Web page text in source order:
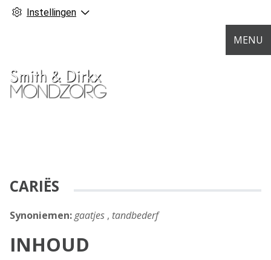
Instellingen
MENU
CARIËS
Synoniemen:gaatjes , tandbederf
INHOUD